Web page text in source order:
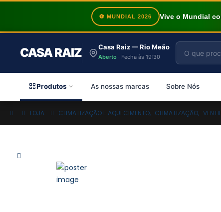
⚽ MUNDIAL 2026 Vive o Mundial
CASA RAIZ Casa Raiz — Rio Meão
Aberto · Fecha às 19:30
Produtos As nossas marcas Sobre Nós
LOJA CLIMATIZAÇÃO E AQUECIMENTO, CLIMATIZAÇÃO,